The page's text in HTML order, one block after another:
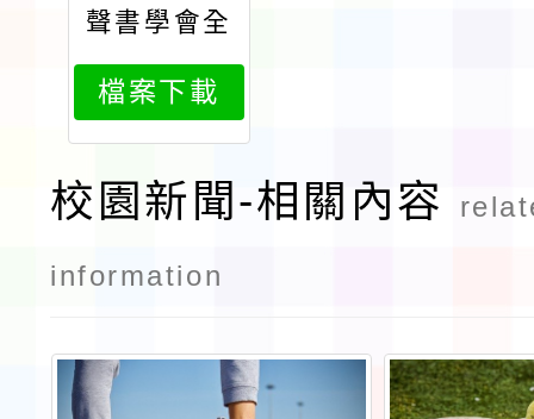
聲書學會全
國112年級
視障中小學
生家長及特
教老師資訊
輔具教學課
檔案下載
校園新聞-相關內容
information